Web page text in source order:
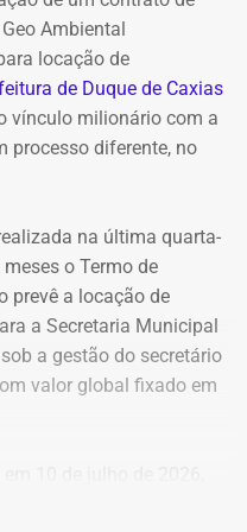
possui SUVs
pela qual optou
de adesão à ata do
aos
e Governança (DSG). O
Rei dos Blindados
a locação de quatro
nível III-A, sem
combustível.
por mês,
Ambiental
locação de
de Duque de Caxias
vínculo milionário com a
processo diferente, no
na última quarta-
o Termo de
prevê a locação de
a Secretaria Municipal
a gestão do secretário
valor global fixado em
de serviços com